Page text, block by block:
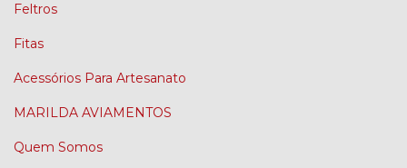
Feltros
Fitas
Acessórios Para Artesanato
MARILDA AVIAMENTOS
Quem Somos